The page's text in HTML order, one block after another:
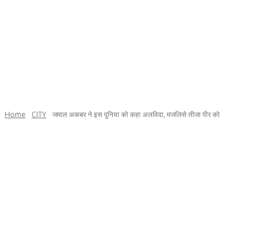
Home CITY जमाल अकबर ने इस दुनिया को कहा अलविदा, मजलिसे तीजा पीर को